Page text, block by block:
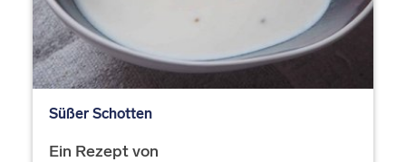
Süßer Schotten
Ein Rezept von